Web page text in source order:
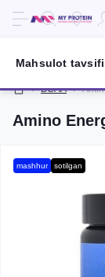
BCAA
Amino
Mahsulot tavsifi
mashhur sotilgan